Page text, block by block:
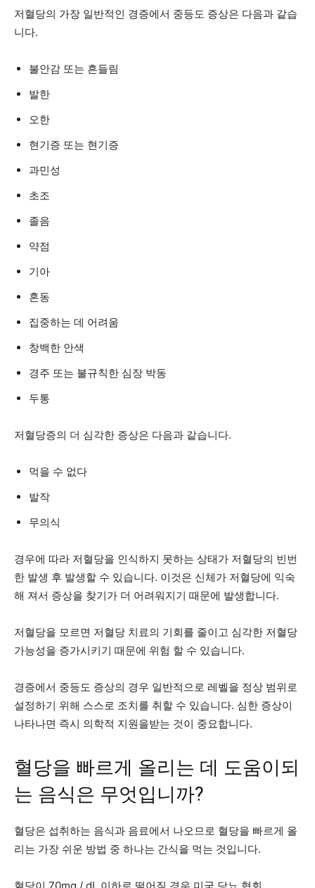
저혈당의 가장 일반적인 경증에서 중등도 증상은 다음과 같습
니다.
불안감 또는 흔들림
발한
오한
현기증 또는 현기증
과민성
초조
졸음
약점
기아
혼동
집중하는 데 어려움
창백한 안색
경주 또는 불규칙한 심장 박동
두통
저혈당증의 더 심각한 증상은 다음과 같습니다.
먹을 수 없다
발작
무의식
경우에 따라 저혈당을 인식하지 못하는 상태가 저혈당의 빈번
한 발생 후 발생할 수 있습니다. 이것은 신체가 저혈당에 익숙
해 져서 증상을 찾기가 더 어려워지기 때문에 발생합니다.
저혈당을 모르면 저혈당 치료의 기회를 줄이고 심각한 저혈당
가능성을 증가시키기 때문에 위험 할 수 있습니다.
경증에서 중등도 증상의 경우 일반적으로 레벨을 정상 범위로
설정하기 위해 스스로 조치를 취할 수 있습니다. 심한 증상이
나타나면 즉시 의학적 지원을받는 것이 중요합니다.
혈당을 빠르게 올리는 데 도움이되
는 음식은 무엇입니까?
혈당은 섭취하는 음식과 음료에서 나오므로 혈당을 빠르게 올
리는 가장 쉬운 방법 중 하나는 간식을 먹는 것입니다.